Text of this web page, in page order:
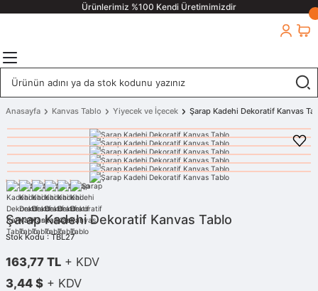
Ürünlerimiz %100 Kendi Üretimimizdir
Anasayfa Kanvas Tablo Yiyecek ve İçecek Şarap Kadehi Dekoratif Kanvas
Şarap Kadehi Dekoratif Kanvas Tablo
Stok Kodu : TBL27
163,77 TL + KDV
3,44 $ + KDV